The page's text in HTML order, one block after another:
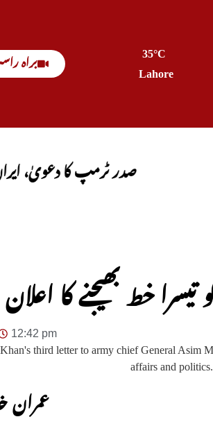
براہ
35°C
Lahore
صدر ٹرمپ کا دعویٰ، ایران سے
خط بھیجنے کا اعلان
12:42 pm
عمران